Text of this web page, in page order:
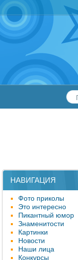
НАВИГАЦИЯ
Фото приколы
Это интересно
Пикантный юмор
Знаменитости
Картинки
Новости
Наши лица
Конкурсы